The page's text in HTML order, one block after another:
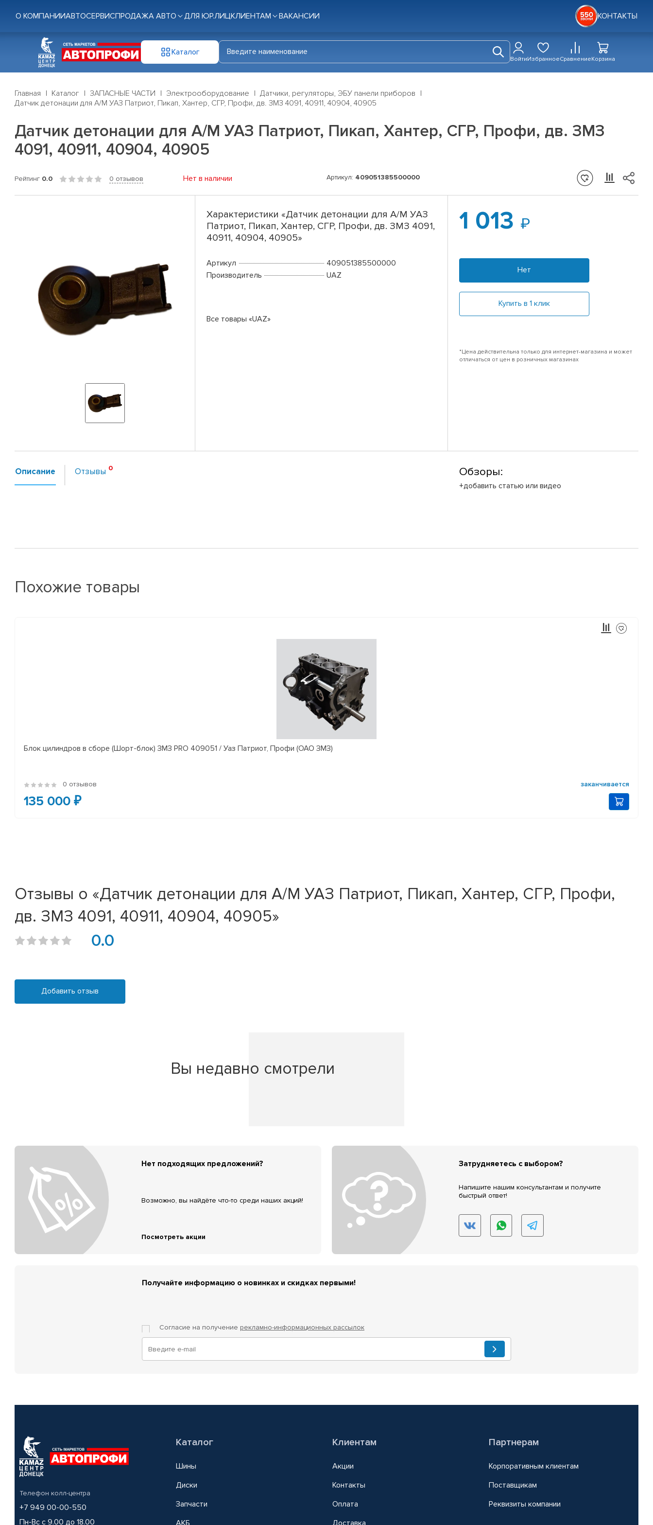
О КОМПАНИИАВТОСЕРВИСПРОДАЖА АВТО ДЛЯ ЮР.ЛИЦКЛИЕНТАМ ВАКАНСИИ КОНТАКТЫ
Каталог
ВойтиИзбранноеСравнениеКорзина
Главная Каталог ЗАПАСНЫЕ ЧАСТИ Электрооборудование
Датчики, регуляторы, ЭБУ панели приборов
Датчик детонации для А/М УАЗ Патриот, Пикап, Хантер, СГР, Профи, дв. ЗМЗ 4091, 40911, 40904, 40905
Датчик детонации для А/М УАЗ Патриот, Пикап, Хантер, СГР, Профи, дв. ЗМЗ
4091, 40911, 40904, 40905
Рейтинг 0.0 0 отзывов Нет в наличии Артикул: 409051385500000
Характеристики «Датчик детонации для А/М УАЗ
Патриот, Пикап, Хантер, СГР, Профи, дв. ЗМЗ 4091,
40911, 40904, 40905»
Артикул
409051385500000
Производитель
UAZ
Все товары «UAZ»
1 013
Нет
Купить в 1 клик
*Цена действительна только для интернет-магазина и может
отличаться от цен в розничных магазинах
Описание Отзывы Обзоры:
+добавить статью или видео
Похожие товары
Блок цилиндров в сборе (Шорт-блок) ЗМЗ PRO 409051 / Уаз Патриот, Профи (ОАО ЗМЗ)
0 отзывов заканчивается
135 000 ₽
Отзывы о «Датчик детонации для А/М УАЗ Патриот, Пикап, Хантер, СГР, Профи,
дв. ЗМЗ 4091, 40911, 40904, 40905»
0.0
Добавить отзыв
Вы недавно смотрели
Нет подходящих предложений?
Возможно, вы найдёте что-то среди наших акций!
Посмотреть акции
Затрудняетесь с выбором?
Напишите нашим консультантам и получите
быстрый ответ!
Получайте информацию о новинках и скидках первыми!
Согласие на получение рекламно-информационных рассылок
Телефон колл-центра
+7 949 00-00-550
Пн-Вс с 9.00 до 18.00
Каталог
Шины
Диски
Запчасти
АКБ
Клиентам
Акции
Контакты
Оплата
Доставка
Партнерам
Корпоративным клиентам
Поставщикам
Реквизиты компании